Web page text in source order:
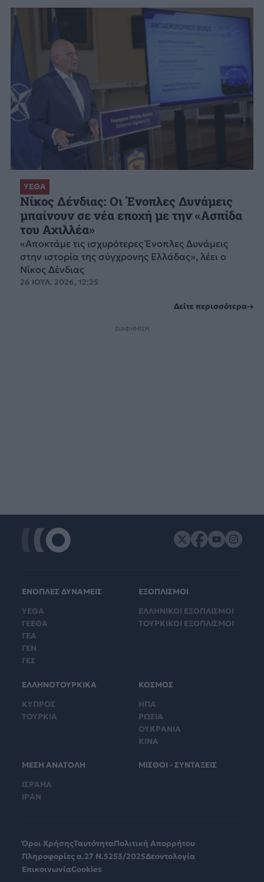
ΥΕΘΑ
Νίκος Δένδιας: Οι Ένοπλες Δυνάμεις
μπαίνουν σε νέα εποχή με την «Ασπίδα
του Αχιλλέα»
«Αποκτάμε τις ισχυρότερες Ένοπλες Δυνάμεις
στην ιστορία της σύγχρονης Ελλάδας», λέει ο
Νίκος Δένδιας
26 ΙΟΥΛ. 2026, 12:25
Δείτε περισσότερα
ΔΙΑΦΗΜΙΣΗ
ΕΝΟΠΛΕΣ ΔΥΝΑΜΕΙΣ
ΥΕΘΑ
ΓΕΕΘΑ
ΓΕΑ
ΓΕΝ
ΓΕΣ
ΕΞΟΠΛΙΣΜΟΙ
ΕΛΛΗΝΙΚΟΙ ΕΞΟΠΛΙΣΜΟΙ
ΤΟΥΡΚΙΚΟΙ ΕΞΟΠΛΙΣΜΟΙ
ΕΛΛΗΝΟΤΟΥΡΚΙΚΑ
ΚΥΠΡΟΣ
ΤΟΥΡΚΙΑ
ΚΟΣΜΟΣ
ΗΠΑ
ΡΩΣΙΑ
ΟΥΚΡΑΝΙΑ
ΚΙΝΑ
ΜΕΣΗ ΑΝΑΤΟΛΗ
ΙΣΡΑΗΛ
ΙΡΑΝ
ΜΙΣΘΟΙ - ΣΥΝΤΑΞΕΙΣ
Όροι ΧρήσηςΤαυτότηταΠολιτική Απορρήτου
Πληροφορίες α.27 Ν.5253/2025Δεοντολογία
ΕπικοινωνίαCookies